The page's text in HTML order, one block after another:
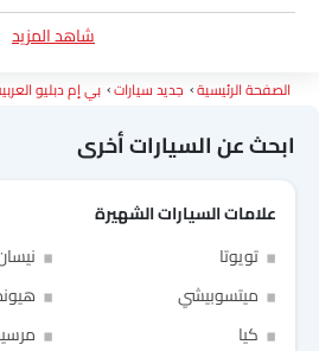
شاهد المزيد
الصفحة الرئيسية جديد سيارات بي إم دبليو
ابحث عن السيارات أخرى
علامات السيارات الشهيرة
تويوتا
ميتسوبيشي
كيا
Your Google Account